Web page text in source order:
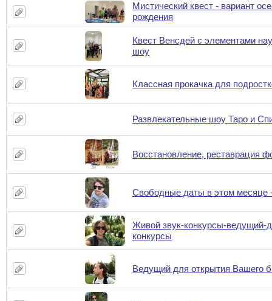
Мистический квест - вариант
рождения
Квест Венсдей с элементами
шоу
Классная прокачка для
Развлекательные шоу Таро и
Восстановление, реставрация
Свободные даты в этом месяце
Живой звук-конкурсы-ведущий-
конкурсы
Ведущий для открытия Вашего